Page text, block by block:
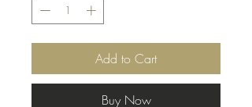
Add to Cart
Buy Now